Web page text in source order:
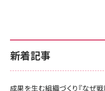
新着記事
成果を生む組織づくり『なぜ